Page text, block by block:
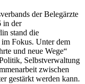
der Belegärzte
in der
stand die
im Fokus. Unter dem
und neue Wege“
Selbstverwaltung
zwischen
gestärkt werden kann.